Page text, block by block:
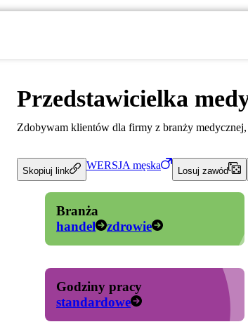
Przedstawicielka
Zdobywam klientów dla firmy z branży
Skopiuj link WERSJA męska
Losuj zawód
Branża
handel
zdrowie
Godziny pracy
standardowe